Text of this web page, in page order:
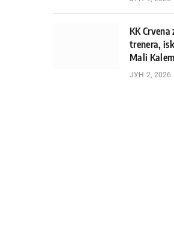
KK
trenera,
Mali
ЈУН 2, 2026